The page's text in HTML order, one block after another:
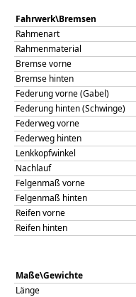
Fahrwerk\Bremsen
Rahmenart
Rahmenmaterial
Bremse vorne
Bremse hinten
Federung vorne (Gabel)
Federung hinten (Schwinge)
Federweg vorne
Federweg hinten
Lenkkopfwinkel
Nachlauf
Felgenmaß vorne
Felgenmaß hinten
Reifen vorne
Reifen hinten
Maße\Gewichte
Länge